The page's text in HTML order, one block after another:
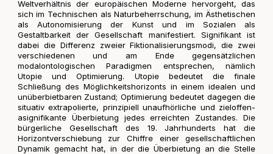
Weltverhältnis der europäischen Moderne hervorgeht, das
sich im Technischen als Naturbeherrschung, im Ästhetischen
als Autonomisierung der Kunst und im Sozialen als
Gestaltbarkeit der Gesellschaft manifestiert. Signifikant ist
dabei die Differenz zweier Fiktionalisierungsmodi, die zwei
verschiedenen und am Ende gegensätzlichen
modalontologischen Paradigmen entsprechen, nämlich
Utopie und Optimierung. Utopie bedeutet die finale
Schließung des Möglichkeitshorizonts in einem idealen und
unüberbietbaren Zustand; Optimierung bedeutet dagegen die
situativ extrapolierte, prinzipiell unaufhörliche und zieloffen-
asignifikante Überbietung jedes erreichten Zustandes. Die
bürgerliche Gesellschaft des 19. Jahrhunderts hat die
Horizontverschiebung zur Chiffre einer gesellschaftlichen
Dynamik gemacht hat, in der die Überbietung an die Stelle